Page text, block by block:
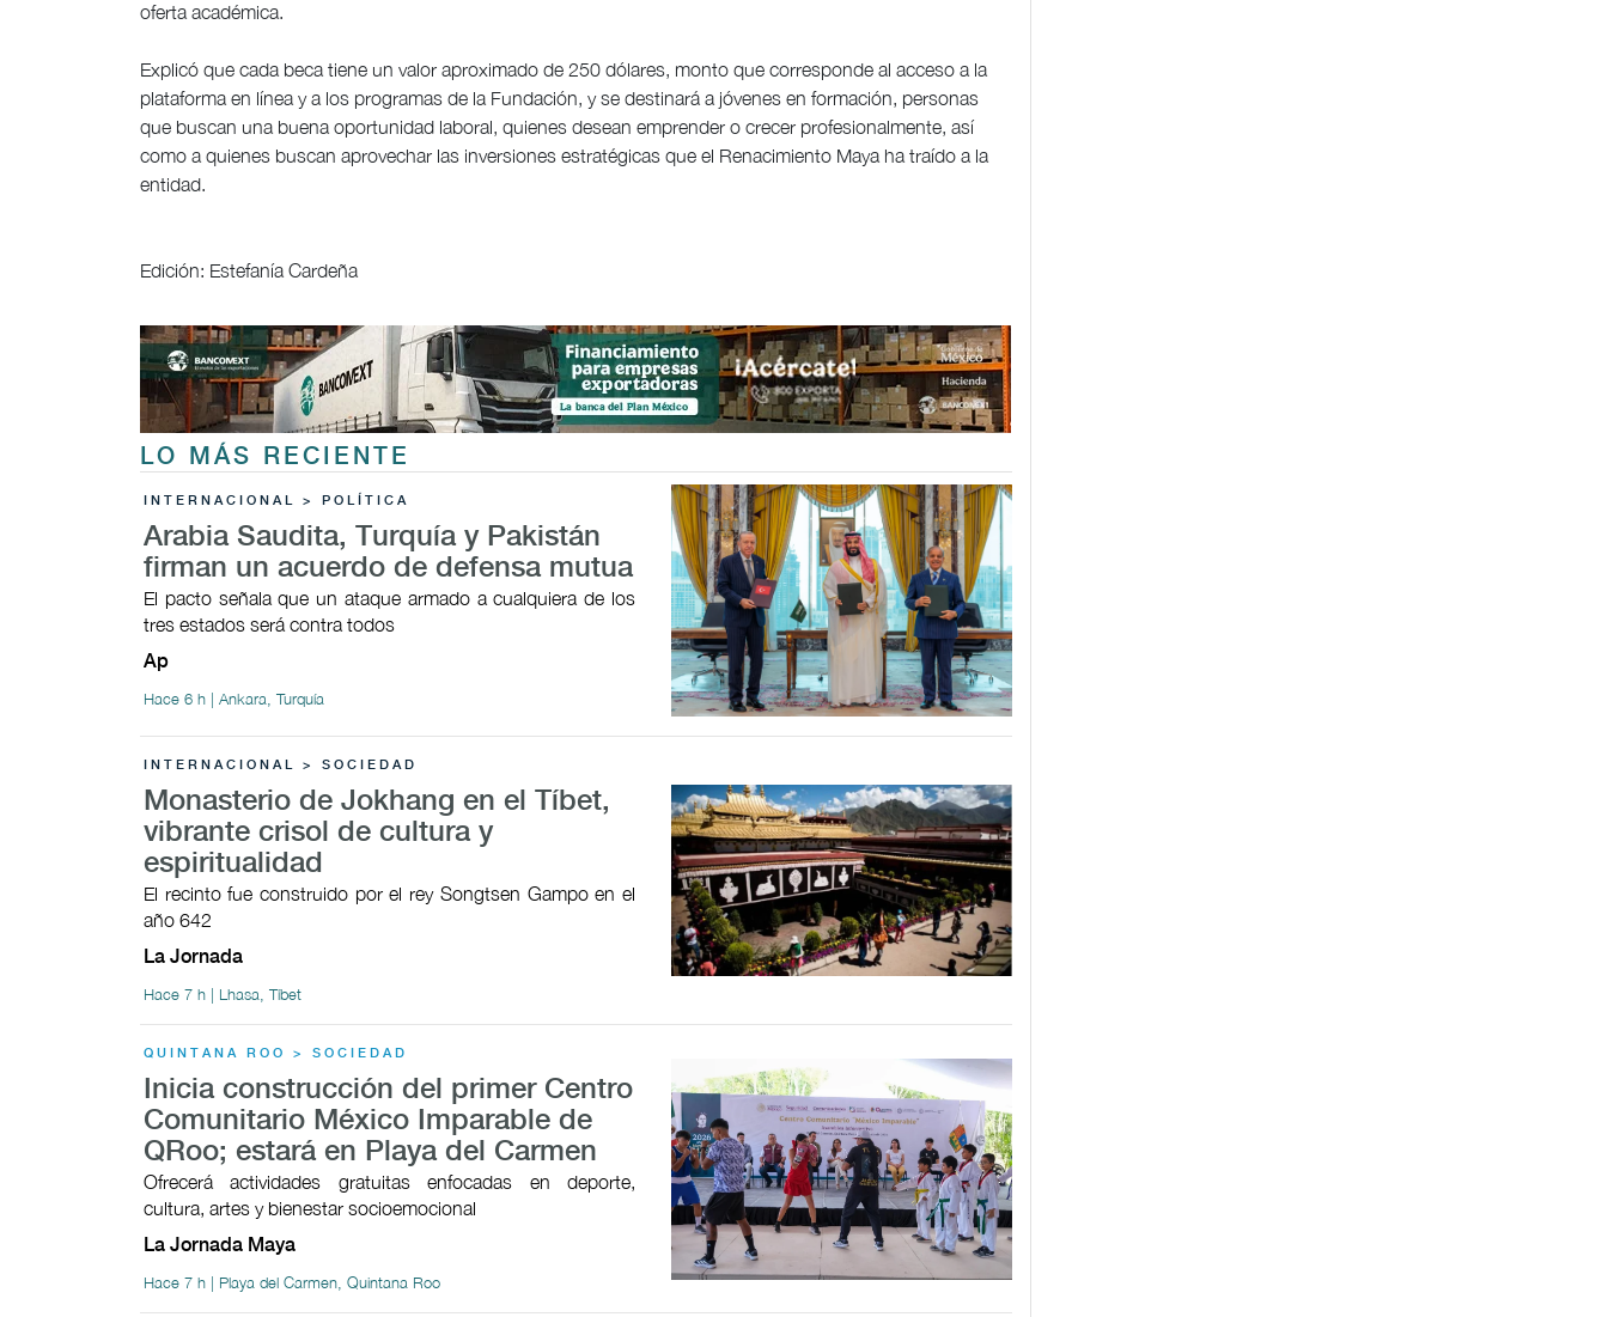
oferta académica.
Explicó que cada beca tiene un valor aproximado de 250 dólares, monto que corresponde al acceso a la
plataforma en línea y a los programas de la Fundación, y se destinará a jóvenes en formación, personas
que buscan una buena oportunidad laboral, quienes desean emprender o crecer profesionalmente, así
como a quienes buscan aprovechar las inversiones estratégicas que el Renacimiento Maya ha traído a la
entidad.
Edición: Estefanía Cardeña
LO MÁS RECIENTE
INTERNACIONAL > POLÍTICA
Arabia Saudita, Turquía y Pakistán
firman un acuerdo de defensa mutua
El pacto señala que un ataque armado a cualquiera de los
tres estados será contra todos
Ap
Hace 6 h | Ankara, Turquía
INTERNACIONAL > SOCIEDAD
Monasterio de Jokhang en el Tíbet,
vibrante crisol de cultura y
espiritualidad
El recinto fue construido por el rey Songtsen Gampo en el
año 642
La Jornada
Hace 7 h | Lhasa, Tíbet
QUINTANA ROO > SOCIEDAD
Inicia construcción del primer Centro
Comunitario México Imparable de
QRoo; estará en Playa del Carmen
Ofrecerá actividades gratuitas enfocadas en deporte,
cultura, artes y bienestar socioemocional
La Jornada Maya
Hace 7 h | Playa del Carmen, Quintana Roo